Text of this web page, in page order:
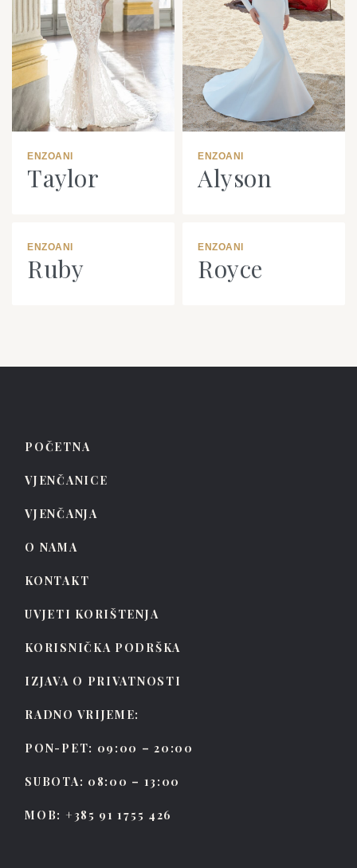
ENZOANI
Taylor
ENZOANI
Alyson
ENZOANI
Ruby
ENZOANI
Royce
POČETNA
VJENČANICE
VJENČANJA
O NAMA
KONTAKT
UVJETI KORIŠTENJA
KORISNIČKA PODRŠKA
IZJAVA O PRIVATNOSTI
RADNO VRIJEME:
PON-PET: 09:00 – 20:00
SUBOTA: 08:00 – 13:00
MOB: +385 91 1755 426